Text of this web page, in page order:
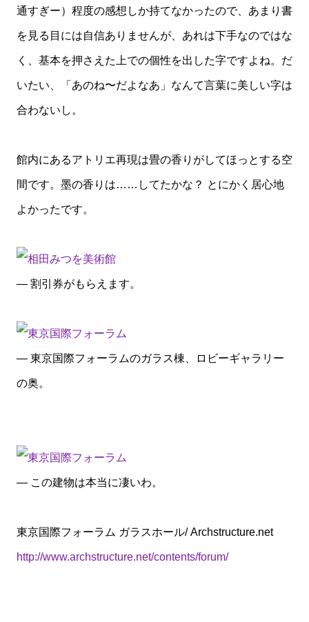
通すぎー）程度の感想しか持てなかったので、あまり書
を見る目には自信ありませんが、あれは下手なのではな
く、基本を押さえた上での個性を出した字ですよね。だ
いたい、「あのね〜だよなあ」なんて言葉に美しい字は
合わないし。
館内にあるアトリエ再現は畳の香りがしてほっとする空
間です。墨の香りは……してたかな？ とにかく居心地
よかったです。
— 割引券がもらえます。
— 東京国際フォーラムのガラス棟、ロビーギャラリー
の奥。
— この建物は本当に凄いわ。
東京国際フォーラム ガラスホール/ Archstructure.net
http://www.archstructure.net/contents/forum/